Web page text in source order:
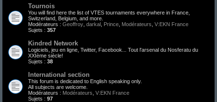
Tournois
You will find here the list of VTES tournaments everywhere in France,
Switzerland, Belgium, and more.
Modérateurs : Geoffroy darkal Prince Modérateurs V:EKN France
Sujets : 357
Kindred Network
Logiciels, jeu en ligne, Twitter, Facebook... Tout l'arsenal du Nosferatu du
XXIème siècle!
Sujets : 38
International section
This forum is dedicated to English speaking only.
All subjects are welcome.
Modérateurs : Modérateurs V:EKN France
Sujets : 97